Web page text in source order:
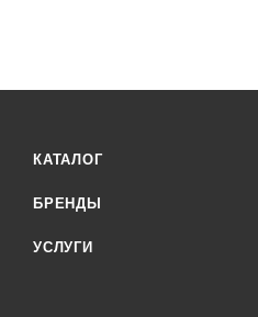
КАТАЛОГ
БРЕНДЫ
УСЛУГИ